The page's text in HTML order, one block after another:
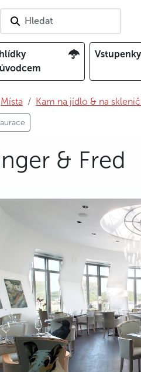
Hledat
Vstupenky
Místa Kam na jídlo & na
& Fred